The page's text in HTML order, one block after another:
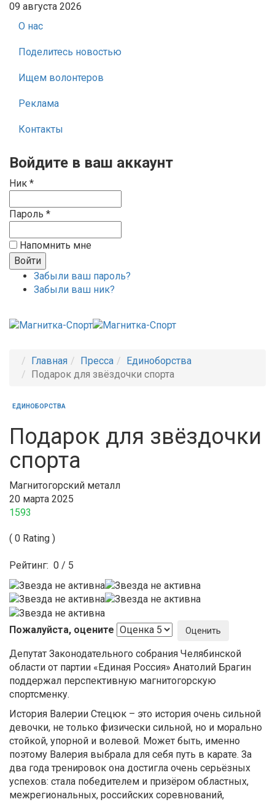
09 августа 2026
О нас
Поделитесь новостью
Ищем волонтеров
Реклама
Контакты
Войдите в ваш аккаунт
Ник *
Пароль *
Напомнить мне
Забыли ваш пароль?
Забыли ваш ник?
Главная Пресса
Единоборства
Подарок для звёздочки спорта
ЕДИНОБОРСТВА
Подарок для звёздочки
спорта
Магнитогорский металл
20 марта 2025
1593
( 0 Rating )
Рейтинг: 0 / 5
Пожалуйста, оцените
Депутат Законодательного собрания Челябинской
области от партии «Единая Россия» Анатолий Брагин
поддержал перспективную магнитогорскую
спортсменку.
История Валерии Стецюк – это история очень сильной
девочки, не только физически сильной, но и морально
стойкой, упорной и волевой. Может быть, именно
поэтому Валерия выбрала для себя путь в карате. За
два года тренировок она достигла очень серьёзных
успехов: стала победителем и призёром областных,
межрегиональных, российских соревнований,